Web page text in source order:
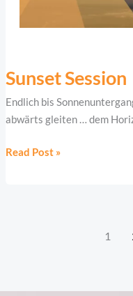
Sunset Session
Endlich bis
abwärts gleiten … dem
Read Post »
1